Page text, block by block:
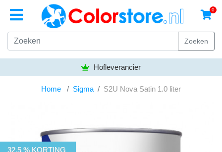
0
Zoeken
Hofleverancier
Home Sigma S2U Nova Satin 1.0 liter
32.5 % KORTING